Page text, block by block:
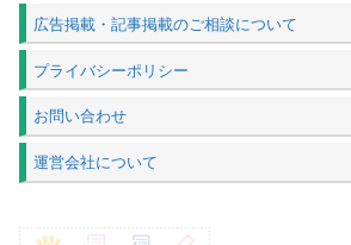
広告掲載・記事掲載のご相談について
プライバシーポリシー
お問い合わせ
運営会社について